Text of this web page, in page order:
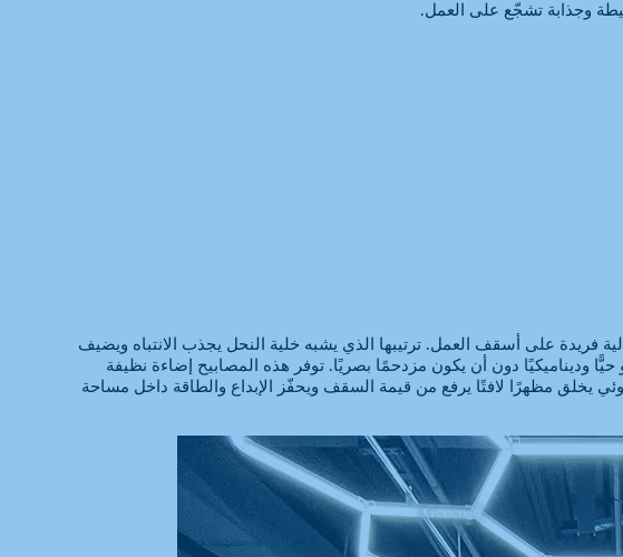
وجذابة تشجّع على العمل.
فريدة على أسقف العمل. ترتيبها الذي يشبه خلية النحل يجذب الانتباه ويضيف
وديناميكيًا دون أن يكون مزدحمًا بصريًا. توفر هذه المصابيح إضاءة نظيفة
يخلق مظهرًا لافتًا يرفع من قيمة السقف ويحفّز الإبداع والطاقة داخل مساحة